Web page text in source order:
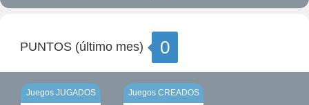
PUNTOS (último mes) 0
Juegos JUGADOS Juegos CREADOS